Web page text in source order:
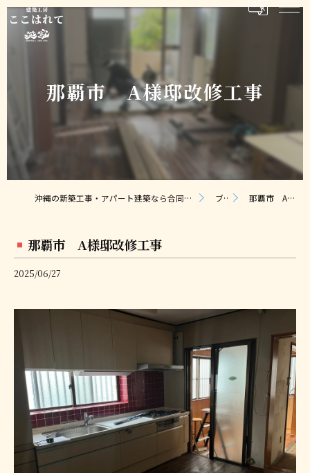
那覇市 A様邸改修工事
沖縄の新築工事・アパート建築なら合同会社ここはれて｜無料相談・見積り対応 ブログ 那覇市 A様邸改修工事
那覇市 A様邸改修工事
2025/06/27